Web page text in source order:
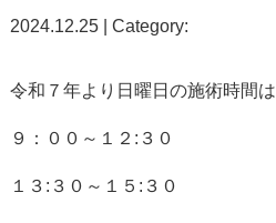
2024.12.25 | Category:
令和７年より日曜日の施術時間は
９：００～１２:３０
１３:３０～１５:３０